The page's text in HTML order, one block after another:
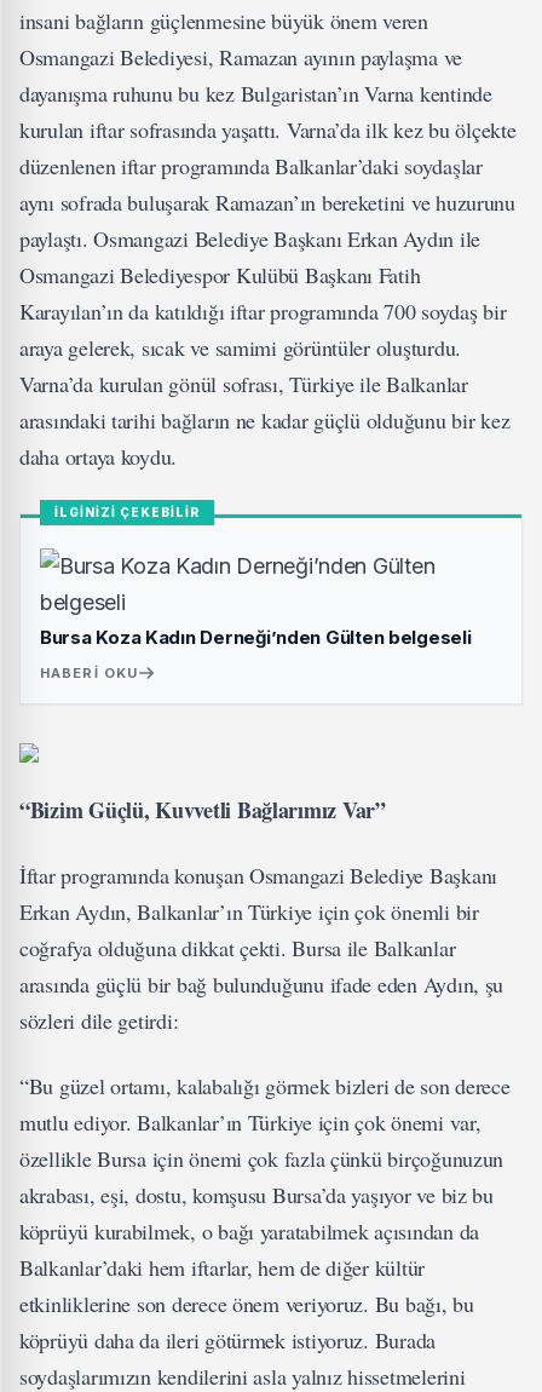
insani bağların güçlenmesine büyük önem veren
Osmangazi Belediyesi, Ramazan ayının paylaşma ve
dayanışma ruhunu bu kez Bulgaristan’ın Varna kentinde
kurulan iftar sofrasında yaşattı. Varna’da ilk kez bu ölçekte
düzenlenen iftar programında Balkanlar’daki soydaşlar
aynı sofrada buluşarak Ramazan’ın bereketini ve huzurunu
paylaştı. Osmangazi Belediye Başkanı Erkan Aydın ile
Osmangazi Belediyespor Kulübü Başkanı Fatih
Karayılan’ın da katıldığı iftar programında 700 soydaş bir
araya gelerek, sıcak ve samimi görüntüler oluşturdu.
Varna’da kurulan gönül sofrası, Türkiye ile Balkanlar
arasındaki tarihi bağların ne kadar güçlü olduğunu bir kez
daha ortaya koydu.
İLGİNİZİ ÇEKEBİLİR
Bursa Koza Kadın Derneği’nden Gülten belgeseli
HABERI OKU
“Bizim Güçlü, Kuvvetli Bağlarımız Var”
İftar programında konuşan Osmangazi Belediye Başkanı
Erkan Aydın, Balkanlar’ın Türkiye için çok önemli bir
coğrafya olduğuna dikkat çekti. Bursa ile Balkanlar
arasında güçlü bir bağ bulunduğunu ifade eden Aydın, şu
sözleri dile getirdi:
“Bu güzel ortamı, kalabalığı görmek bizleri de son derece
mutlu ediyor. Balkanlar’ın Türkiye için çok önemi var,
özellikle Bursa için önemi çok fazla çünkü birçoğunuzun
akrabası, eşi, dostu, komşusu Bursa’da yaşıyor ve biz bu
köprüyü kurabilmek, o bağı yaratabilmek açısından da
Balkanlar’daki hem iftarlar, hem de diğer kültür
etkinliklerine son derece önem veriyoruz. Bu bağı, bu
köprüyü daha da ileri götürmek istiyoruz. Burada
soydaşlarımızın kendilerini asla yalnız hissetmelerini